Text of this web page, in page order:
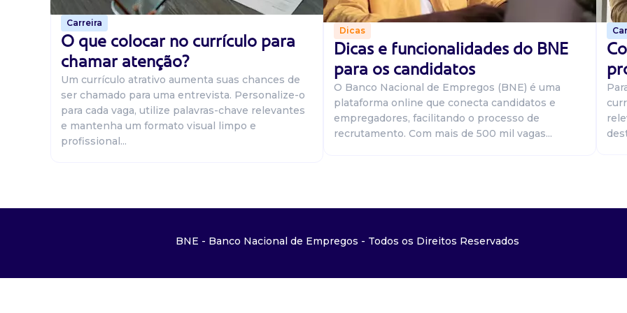
Carreira
O que colocar no currículo para
chamar atenção?
Um currículo atrativo aumenta suas chances de
ser chamado para uma entrevista. Personalize-o
para cada vaga, utilize palavras-chave relevantes
e mantenha um formato visual limpo e
profissional...
Dicas
Dicas e funcionalidades do BNE
para os candidatos
O Banco Nacional de Empregos (BNE) é uma
plataforma online que conecta candidatos e
empregadores, facilitando o processo de
recrutamento. Com mais de 500 mil vagas...
BNE - Banco Nacional de Empregos - Todos os Direitos Reservados